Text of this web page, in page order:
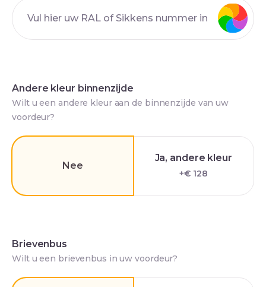
Andere kleur binnenzijde
Wilt u een andere kleur aan de binnenzijde van uw
voordeur?
Nee
Ja, andere kleur
+€ 128
Brievenbus
Wilt u een brievenbus in uw voordeur?